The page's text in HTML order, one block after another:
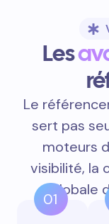
Les
Le
sert pas
moteurs
visibilité, la
globale
01